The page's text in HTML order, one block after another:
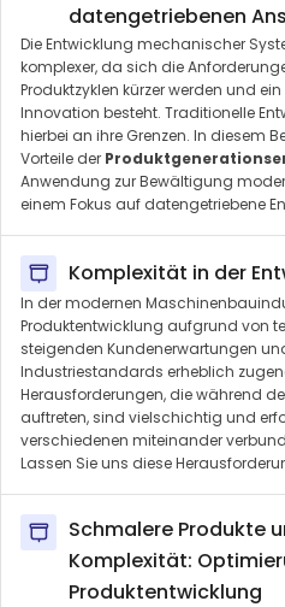
datengetriebenen
Die Entwicklung mechanischer
komplexer, da sich die
Produktzyklen kürzer werden und
Innovation besteht. Traditionelle
hierbei an ihre Grenzen. In diesem
Vorteile der
Anwendung zur Bewältigung
einem Fokus auf datengetriebene
Komplexität in der
In der modernen
Produktentwicklung aufgrund von
steigenden Kundenerwartungen
Industriestandards erheblich
Herausforderungen, die während
auftreten, sind vielschichtig und
verschiedenen miteinander
Lassen Sie uns diese
Schmalere Produkte
Komplexität:
Produktentwicklung